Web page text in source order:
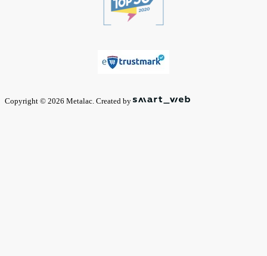
Copyright © 2026 Metalac. Created by